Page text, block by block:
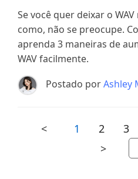
Se você quer deixar o
como, não se preocupe.
aprenda 3 maneiras de
WAV facilmente.
Postado porAshley
< 1 2 3
>